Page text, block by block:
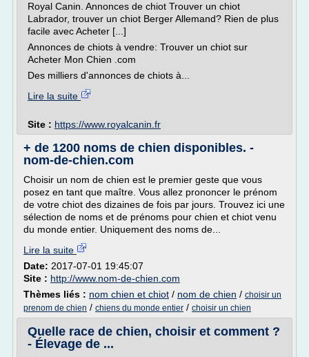
Royal Canin. Annonces de chiot Trouver un chiot
Labrador, trouver un chiot Berger Allemand? Rien de plus
facile avec Acheter [...]
Annonces de chiots à vendre: Trouver un chiot sur
Acheter Mon Chien .com
Des milliers d'annonces de chiots à...
Lire la suite
Site : https://www.royalcanin.fr
+ de 1200 noms de chien disponibles. -
nom-de-chien.com
Choisir un nom de chien est le premier geste que vous
posez en tant que maître. Vous allez prononcer le prénom
de votre chiot des dizaines de fois par jours. Trouvez ici une
sélection de noms et de prénoms pour chien et chiot venu
du monde entier. Uniquement des noms de...
Lire la suite
Date: 2017-07-01 19:45:07
Site : http://www.nom-de-chien.com
Thèmes liés : nom chien et chiot / nom de chien / choisir un
prenom de chien / chiens du monde entier / choisir un chien
Quelle race de chien, choisir et comment ?
- Élevage de ...